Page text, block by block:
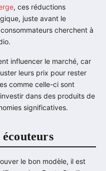
, ces réductions
juste avant le
cherchent à
influencer le marché, car
leurs prix pour rester
comme celle-ci sont
dans des produits de
significatives.
le bon modèle, il est